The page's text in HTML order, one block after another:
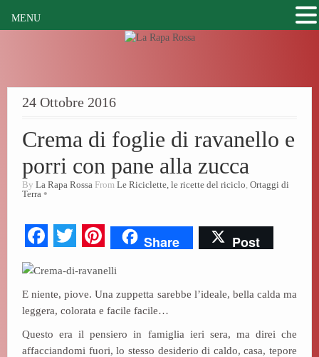
24 Ottobre 2016
Crema di foglie di ravanello e
porri con pane alla zucca
By La Rapa Rossa From Le Riciclette, le ricette del riciclo, Ortaggi di
Terra
Fa
bo
ok
T
tte
r
Pi
er
es
t
Share Post
E niente, piove. Una zuppetta sarebbe l’ideale, bella calda ma
leggera, colorata e facile facile…
Questo era il pensiero in famiglia ieri sera, ma direi che
affacciandomi fuori, lo stesso desiderio di caldo, casa, tepore
MENU